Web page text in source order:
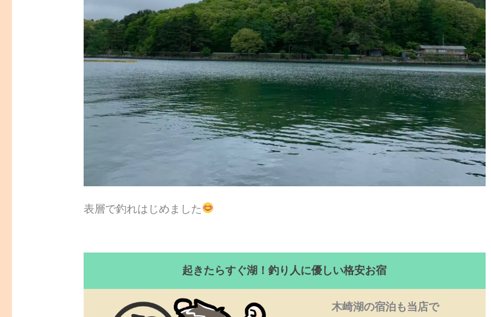
表層で釣れはじめました
起きたらすぐ湖！釣り人に優しい格安お宿
木崎湖の宿泊も当店で